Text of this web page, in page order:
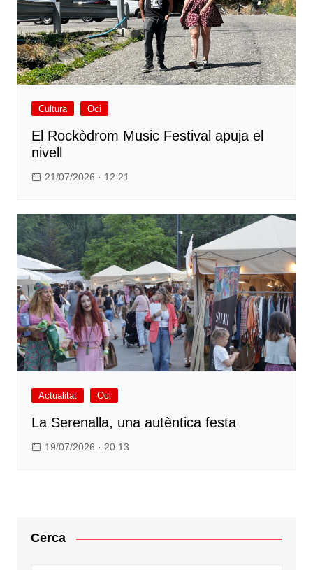
Cultura Oci
El Rockòdrom Music Festival apuja el
nivell
21/07/2026 · 12:21
Actualitat Oci
La Serenalla, una autèntica festa
19/07/2026 · 20:13
Cerca